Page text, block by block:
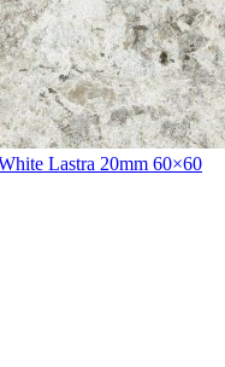
Lastra 20mm 60×60